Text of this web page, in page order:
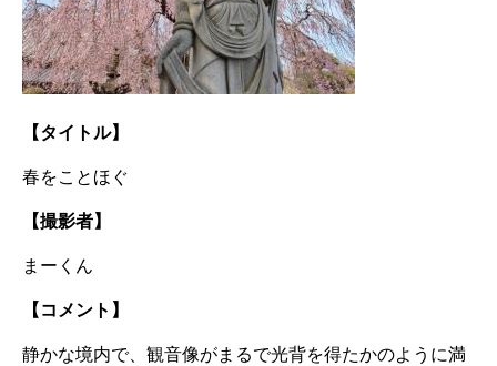
【タイトル】
春をことほぐ
【撮影者】
まーくん
【コメント】
静かな境内で、観音像がまるで光背を得たかのように満